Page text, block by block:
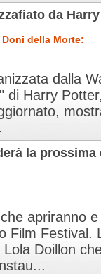
da
della Morte:
dalla
di Harry
la
apriranno
Film Festival.
Doillon